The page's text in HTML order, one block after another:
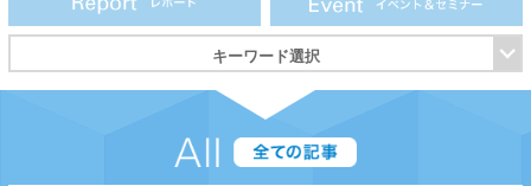
キーワード選択